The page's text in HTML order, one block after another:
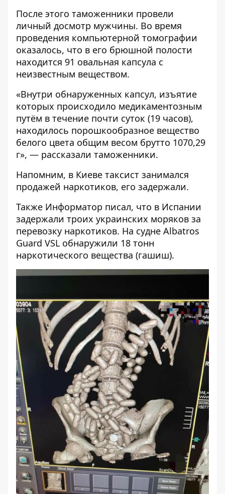
После этого таможенники провели
личный досмотр мужчины. Во время
проведения компьютерной томографии
оказалось, что в его брюшной полости
находится 91 овальная капсула с
неизвестным веществом.
«Внутри обнаруженных капсул, изъятие
которых происходило медикаментозным
путём в течение почти суток (19 часов),
находилось порошкообразное вещество
белого цвета общим весом брутто 1070,29
г», — рассказали таможенники.
Напомним, в Киеве таксист занимался
продажей наркотиков, его задержали.
Также Информатор писал, что в Испании
задержали троих украинских моряков за
перевозку наркотиков. На судне Albatros
Guard VSL обнаружили 18 тонн
наркотического вещества (гашиш).